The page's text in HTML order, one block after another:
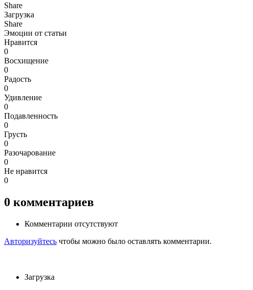
Share
Загрузка
Share
Эмоции от статьи
Нравится
0
Восхищение
0
Радость
0
Удивление
0
Подавленность
0
Грусть
0
Разочарование
0
Не нравится
0
0 комментариев
Комментарии отсутствуют
Авторизуйтесь чтобы можно было оставлять комментарии.
Загрузка